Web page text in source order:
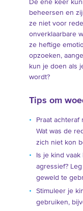
De ene keer
beheersen en
ze niet voor
onverklaarbare
ze heftige
opzoeken,
kun je doen als
wordt?
Tips om
Praat achteraf
Wat was de
zich niet kon
Is je kind
agressief?
geweld te
Stimuleer je
gebruiken,